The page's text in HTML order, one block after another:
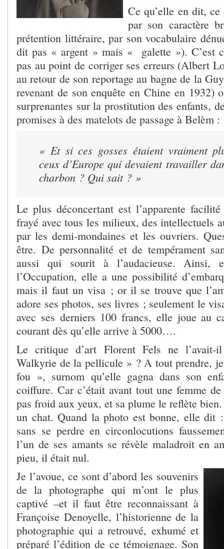
Ce qu’elle en dit,
par son caractère
prétention littéraire, par son vocabulaire
dit pas « argent » mais « galette »). C’est
pas au point de corriger ses erreurs (Albert
au retour de son reportage au bagne de la
revenant de son enquête en Chine en 1932)
surprenantes sur la prostitution des enfants,
promises à des matelots de passage à Belèm :
« Et si ces gosses étaient vraiment
ceux d’Europe qui devaient travailler
charbon ? Qui sait ? »
Le plus déconcertant est l’apparente
frayé avec tous les milieux, des intellectuels
par les demi-mondaines et les ouvriers.
être. De personnalité et de tempérament
aussi qui sourit à l’audacieuse. Ainsi,
l’Occupation, elle a une possibilité
mais il faut un visa ; or il se trouve que
adore ses photos, ses livres ; seulement le
avec ses derniers 100 francs, elle joue au
courant dès qu’elle arrive à 5000….
Le critique d’art Florent Fels ne
Walkyrie de la pellicule » ? A tout prendre,
fou », surnom qu’elle gagna dans son
coiffure. Car c’était avant tout une femme de
pas froid aux yeux, et sa plume le reflète
un chat. Quand la photo est bonne, elle dit
sans se perdre en circonlocutions
l’un de ses amants se révèle maladroit en
pieu, il était nul.
Je l’avoue, ce sont d’abord les souvenirs
de la photographe qui m’ont le plus
captivé –et il faut être reconnaissant à
Françoise Denoyelle, l’historienne de la
photographie qui a retrouvé, exhumé et
préparé l’édition de ce témoignage. Son